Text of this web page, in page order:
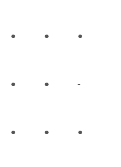
● ● ●
● ● -
● ● ●